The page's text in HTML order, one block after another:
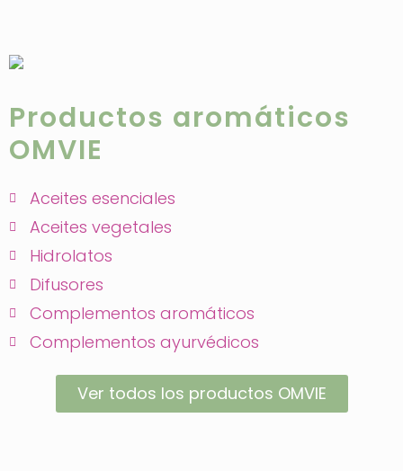
Productos aromáticos
OMVIE
Aceites esenciales
Aceites vegetales
Hidrolatos
Difusores
Complementos aromáticos
Complementos ayurvédicos
Ver todos los productos OMVIE